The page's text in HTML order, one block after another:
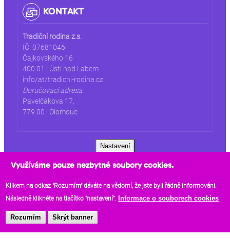
Nastavení
Využíváme pouze nezbytné soubory cookies.
Klikem na odkaz "Rozumím" dáváte na vědomí, že jste byli řádně informováni.
Následně klikněte na tlačítko "nastavení". Informace o souborech cookies
Rozumím Skrýt banner
KONTAKT
Tradiční rodina z.s.
IČ: 07681046
Čajkovského 16
400 01 | Ústí nad Labem
info/at/tradicni-rodina.cz
Doručovací adresa:
Pavelčákova 17,
779 00 | Olomouc